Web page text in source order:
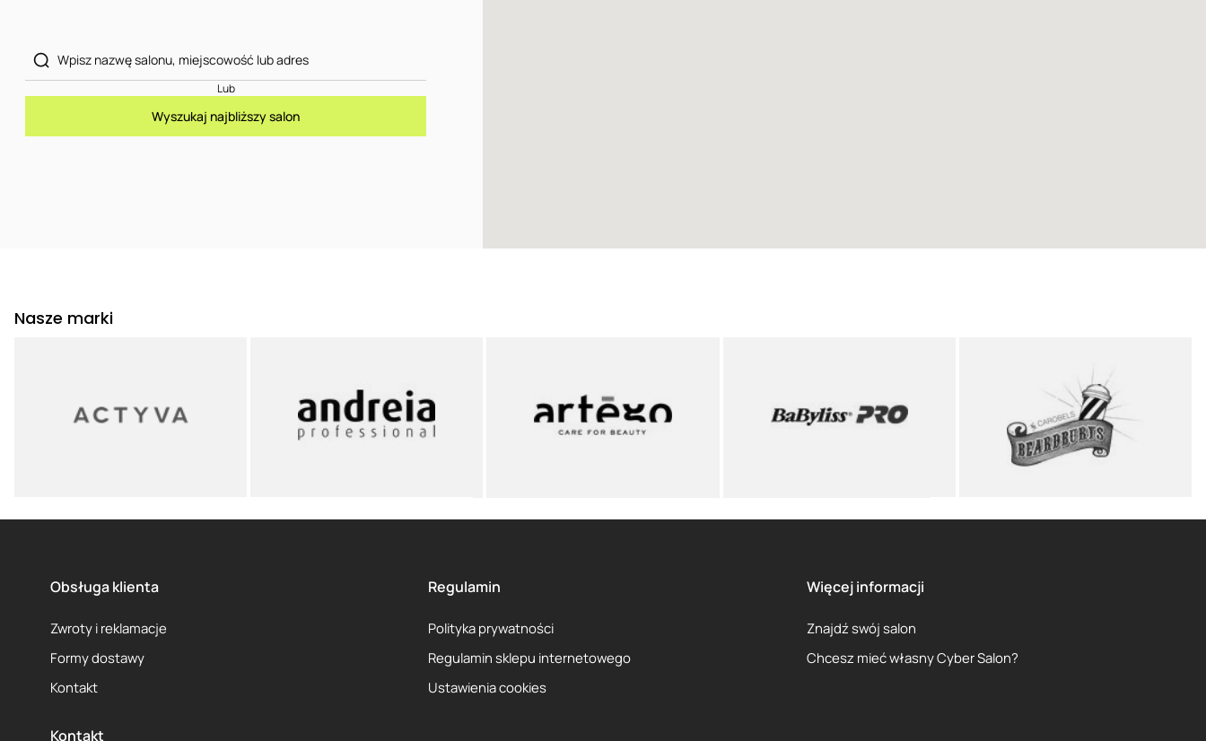
Lub
Wyszukaj najbliższy salon
Nasze marki
Obsługa klienta
Zwroty i reklamacje
Formy dostawy
Kontakt
Regulamin
Polityka prywatności
Regulamin sklepu internetowego
Ustawienia cookies
Więcej informacji
Znajdź swój salon
Chcesz mieć własny Cyber Salon?
Kontakt